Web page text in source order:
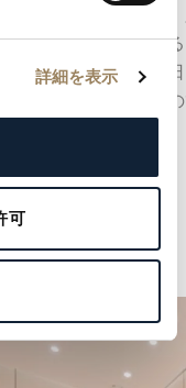
詳細を表示
可
字盤上に
に収め
り、今
な発明